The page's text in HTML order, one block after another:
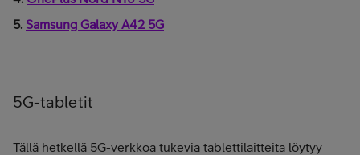
5. Samsung Galaxy A42 5G
5G-tabletit
Tällä hetkellä 5G-verkkoa tukevia tablettilaitteita löytyy